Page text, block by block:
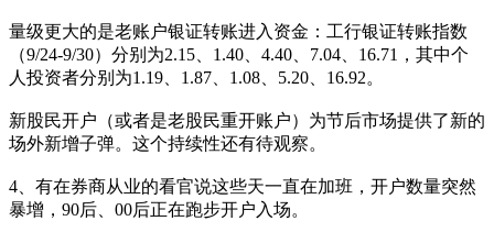
量级更大的是老账户银证转账进入资金：工行银证转账指数
（9/24-9/30）分别为2.15、1.40、4.40、7.04、16.71，其中个
人投资者分别为1.19、1.87、1.08、5.20、16.92。
新股民开户（或者是老股民重开账户）为节后市场提供了新的
场外新增子弹。这个持续性还有待观察。
4、有在券商从业的看官说这些天一直在加班，开户数量突然
暴增，90后、00后正在跑步开户入场。